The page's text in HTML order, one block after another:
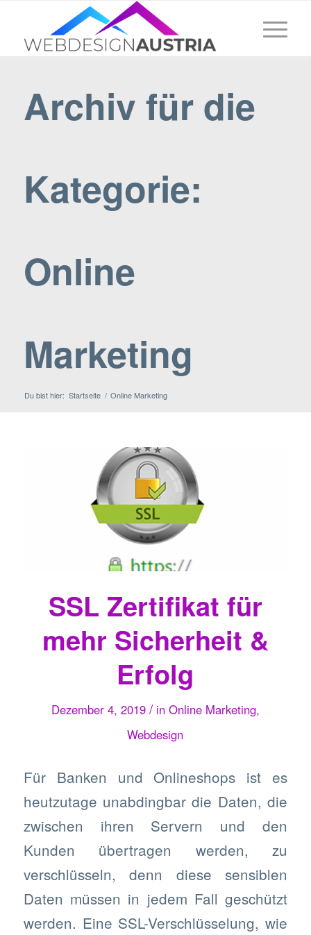
Archiv für die
Kategorie:
Online
Marketing
Du bist hier: Startseite / Online Marketing
SSL Zertifikat für
mehr Sicherheit &
Erfolg
Dezember 4, 2019 / in Online Marketing,
Webdesign
Für Banken und Onlineshops ist es
heutzutage unabdingbar die Daten, die
zwischen ihren Servern und den
Kunden übertragen werden, zu
verschlüsseln, denn diese sensiblen
Daten müssen in jedem Fall geschützt
werden. Eine SSL-Verschlüsselung, wie